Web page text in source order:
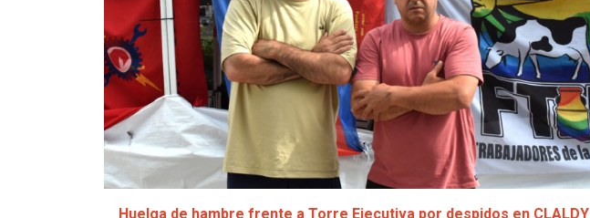
Huelga de hambre frente a Torre Ejecutiva por despidos en CLALDY